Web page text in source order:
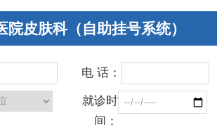
院皮肤科（自助挂号系统）
电 话：
就诊时
间：